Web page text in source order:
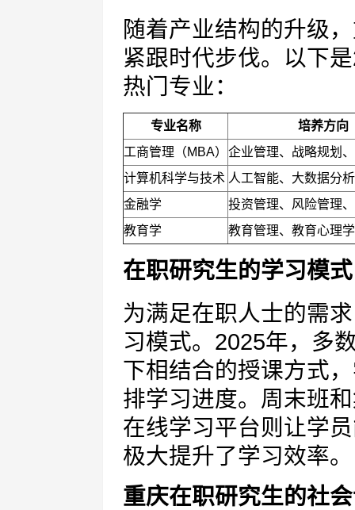
随着产业结构的升级
紧跟时代步伐。以下
热门专业：
专业名称
培养方向
工商管理（MBA） 企业管理、战略规划
计算机科学与技术 人工智能、大数据分
金融学
投资管理、风险管理
教育学
教育管理、教育心理
在职研究生的学习模式
为满足在职人士的需
习模式。2025年，多
下相结合的授课方式
排学习进度。周末班
在线学习平台则让学
极大提升了学习效率。
重庆在职研究生的社